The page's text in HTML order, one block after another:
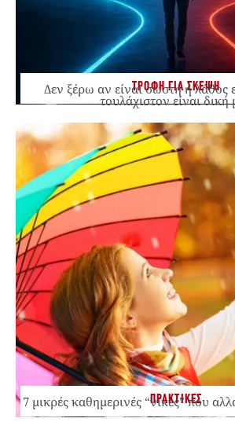
ΤΡΟΦΗ ΓΙΑ ΣΚΕΨΗ
Δεν ξέρω αν είναι σωστή ή λάθος
τουλάχιστον είναι δική
ΠΡΑΚΤΙΚΕΣ
7 μικρές καθημερινές “νίκες” που